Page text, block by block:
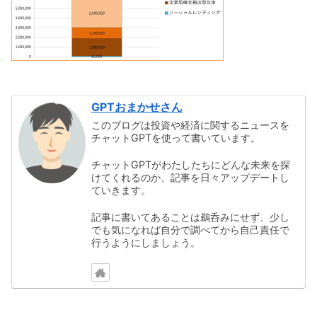
GPTおまかせさん
このブログは投資や経済に関するニュースを
チャットGPTを使って書いています。
チャットGPTがわたしたちにどんな未来を探
けてくれるのか、記事を日々アップデートし
ていきます。
記事に書いてあることは鵜呑みにせず、少し
でも気になれば自分で調べてから自己責任で
行うようにしましょう。